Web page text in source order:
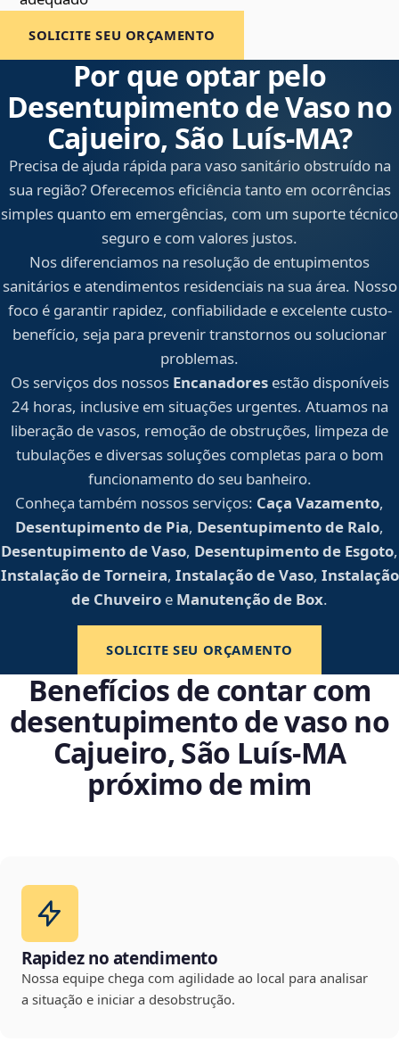
SOLICITE SEU ORÇAMENTO
Por que optar pelo
Desentupimento de Vaso no
Cajueiro, São Luís‑MA?
Precisa de ajuda rápida para vaso sanitário obstruído na
sua região? Oferecemos eficiência tanto em ocorrências
simples quanto em emergências, com um suporte técnico
seguro e com valores justos.
Nos diferenciamos na resolução de entupimentos
sanitários e atendimentos residenciais na sua área. Nosso
foco é garantir rapidez, confiabilidade e excelente custo-
benefício, seja para prevenir transtornos ou solucionar
problemas.
Os serviços dos nossos Encanadoresestão disponíveis
24 horas, inclusive em situações urgentes. Atuamos na
liberação de vasos, remoção de obstruções, limpeza de
tubulações e diversas soluções completas para o bom
funcionamento do seu banheiro.
Conheça também nossos serviços: Caça Vazamento,
Desentupimento de Pia, Desentupimento de Ralo,
Desentupimento de Vaso, Desentupimento de Esgoto,
Instalação de Torneira, Instalação de Vaso, Instalação
de Chuveiro e Manutenção de Box.
SOLICITE SEU ORÇAMENTO
Benefícios de contar com
desentupimento de vaso no
Cajueiro, São Luís‑MA
próximo de mim
Rapidez no atendimento
Nossa equipe chega com agilidade ao local para analisar
a situação e iniciar a desobstrução.